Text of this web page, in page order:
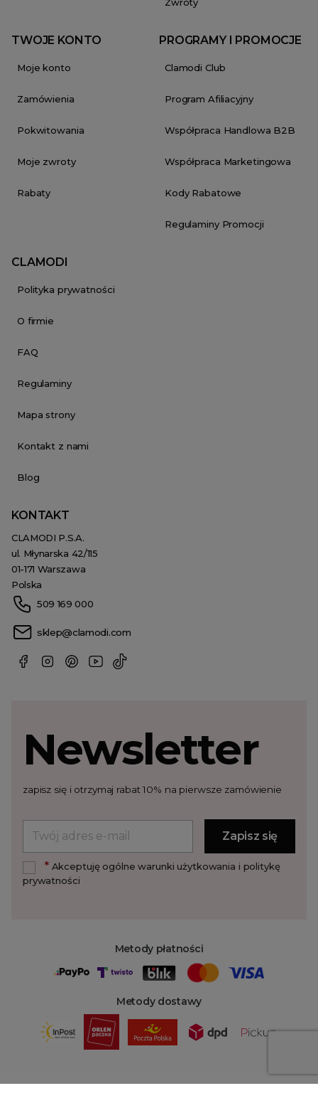
Zwroty
TWOJE KONTO
Moje konto
Zamówienia
Pokwitowania
Moje zwroty
Rabaty
PROGRAMY I PROMOCJE
Clamodi Club
Program Afiliacyjny
Współpraca Handlowa B2B
Współpraca Marketingowa
Kody Rabatowe
Regulaminy Promocji
CLAMODI
Polityka prywatności
O firmie
FAQ
Regulaminy
Mapa strony
Kontakt z nami
Blog
KONTAKT
CLAMODI P.S.A.
ul. Młynarska 42/115
01-171 Warszawa
Polska
509 169 000
sklep@clamodi.com
Metody płatności
Metody dostawy
Newsletter
zapisz się i otrzymaj rabat 10% na pierwsze zamówienie
*Akceptuję ogólne warunki użytkowania i politykę
prywatności